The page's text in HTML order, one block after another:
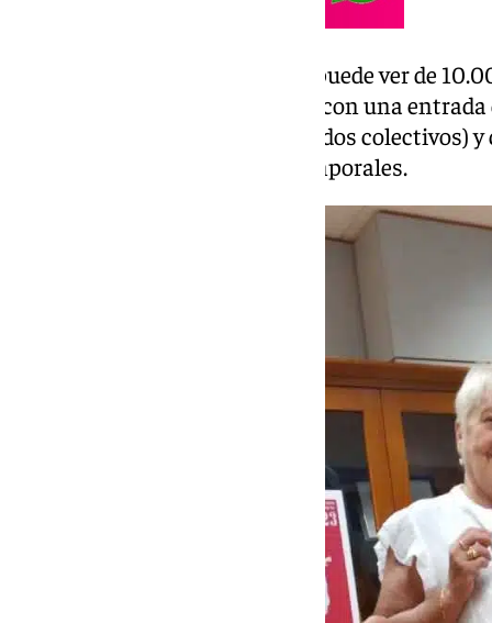
‘Joel Meyerowitz 1966-1967’ se puede ver de
apertura del centro museístico con una
entradas gratis para determinados colectivos)
colección permanente y las temporales.